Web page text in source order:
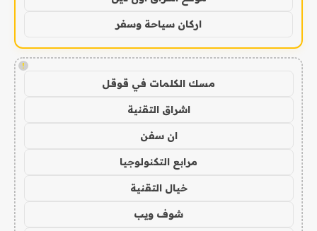
اركان سياحة وسفر
!
مسك الكلمات في قوقل
اشراق التقنية
ان سفن
مرابع التكنولوجيا
خيال التقنية
شوف ويب